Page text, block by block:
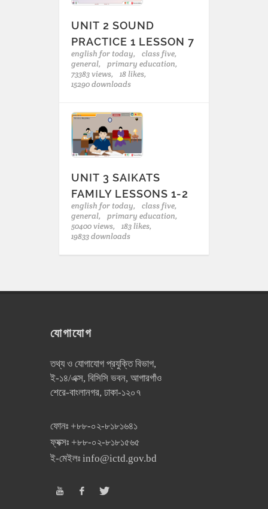
UNIT 2 SOUND
PRACTICE 1 LESSON 7
english for today,
class five,
general,
primary education,
73383 views,
18 likes,
15290 downloads
UNIT 3 SAIKATS
FAMILY LESSONS 1-2
english for today,
class five,
general,
primary education,
50400 views,
183 likes,
19833 downloads
যোগাযোগ
তথ্য ও যোগাযোগ প্রযুক্তি বিভাগ,
ই-১৪/এক্স, বিসিসি ভবন, আগারগাঁও
শেরে-বাংলানগর, ঢাকা-১২০৭
ফোনঃ +৮৮-০২-৮১৮১৬৪১
ফ্যক্সঃ +৮৮-০২-৮১৮১৫৬৫
ই-মেইলঃ info@ictd.gov.bd